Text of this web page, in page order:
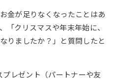
金が足りなくなったことはあ
「クリスマスや年末年始に、
りましたか？」と質問したと
レゼント（パートナーや友